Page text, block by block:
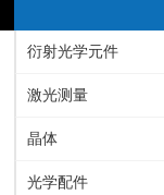
衍射光学元件
激光测量
晶体
光学配件